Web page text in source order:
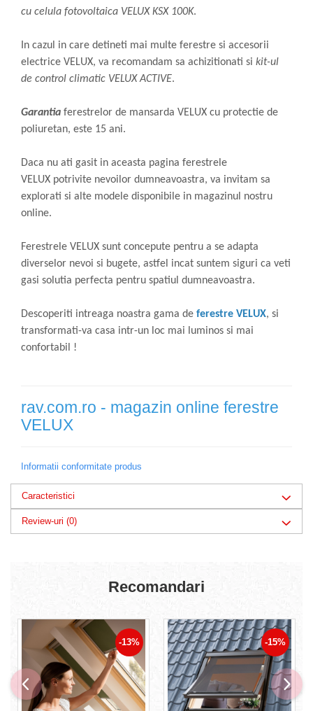
cu celula fotovoltaica VELUX KSX 100K.
In cazul in care detineti mai multe ferestre si accesorii
electrice VELUX, va recomandam sa achizitionati si kit-ul
de control climatic VELUX ACTIVE.
Garantia ferestrelor de mansarda VELUX cu protectie de
poliuretan, este 15 ani.
Daca nu ati gasit in aceasta pagina ferestrele
VELUX potrivite nevoilor dumneavoastra, va invitam sa
explorati si alte modele disponibile in magazinul nostru
online.
Ferestrele VELUX sunt concepute pentru a se adapta
diverselor nevoi si bugete, astfel incat suntem siguri ca veti
gasi solutia perfecta pentru spatiul dumneavoastra.
Descoperiti intreaga noastra gama de ferestre VELUX, si
transformati-va casa intr-un loc mai luminos si mai
confortabil !
rav.com.ro - magazin online ferestre
VELUX
Informatii conformitate produs
Caracteristici
Review-uri (0)
Recomandari
-13% -15%